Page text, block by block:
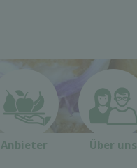
Anbieter Über uns